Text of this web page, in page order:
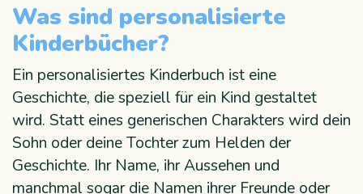
Was sind personalisierte
Kinderbücher?
Ein personalisiertes Kinderbuch ist eine
Geschichte, die speziell für ein Kind gestaltet
wird. Statt eines generischen Charakters wird dein
Sohn oder deine Tochter zum Helden der
Geschichte. Ihr Name, ihr Aussehen und
manchmal sogar die Namen ihrer Freunde oder